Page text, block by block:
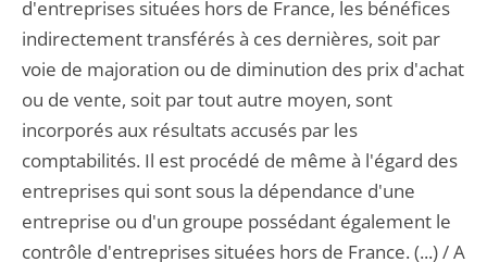
d'entreprises situées hors de France, les bénéfices
indirectement transférés à ces dernières, soit par
voie de majoration ou de diminution des prix d'achat
ou de vente, soit par tout autre moyen, sont
incorporés aux résultats accusés par les
comptabilités. Il est procédé de même à l'égard des
entreprises qui sont sous la dépendance d'une
entreprise ou d'un groupe possédant également le
contrôle d'entreprises situées hors de France. (...) / A